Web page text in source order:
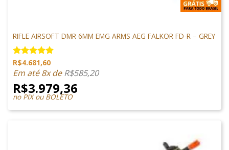
RIFLE AIRSOFT DMR 6MM EMG ARMS AEG FALKOR FD-R – GREY
Avaliação
5.00 de 5
R$4.681,60
Em até 8x deR$585,20
R$3.979,36
no PIX ou BOLETO